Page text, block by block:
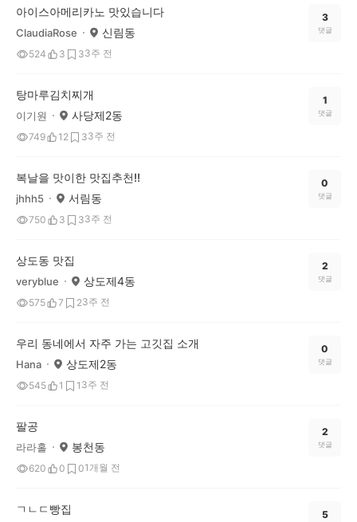
아이스아메리카노 맛있습니다
ClaudiaRose 신림동
524 3 33주 전
3
댓글
탕마루김치찌개
이기원 사당제2동
749 12 33주 전
1
댓글
복날을 맛이한 맛집추천!!
jhhh5 서림동
750 3 33주 전
0
댓글
상도동 맛집
veryblue 상도제4동
575 7 23주 전
2
댓글
우리 동네에서 자주 가는 고깃집 소개
Hana 상도제2동
545 1 1 3주 전
0
댓글
팔공
라라홀 봉천동
620 0 01개월 전
2
댓글
ㄱㄴㄷ빵집 5